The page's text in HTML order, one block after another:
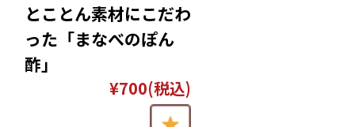
とことん素材にこだわ
った「まなべのぽん
酢」
¥700(税込)